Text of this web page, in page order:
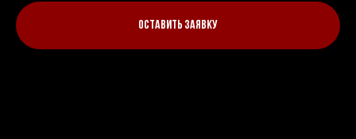
Оставить заявку